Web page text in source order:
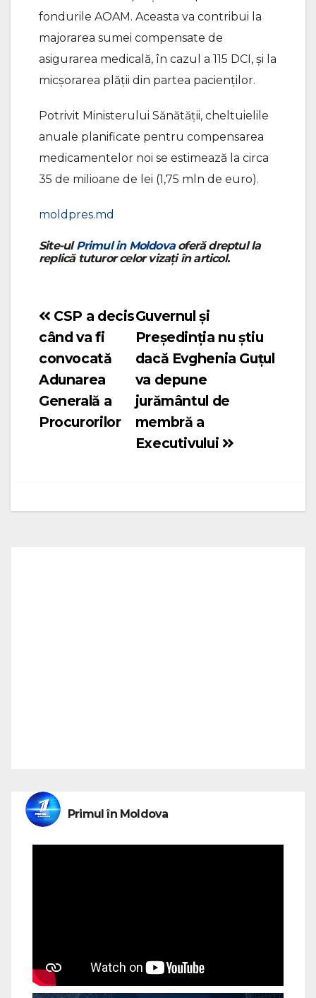
fondurile AOAM. Aceasta va contribui la
majorarea sumei compensate de
asigurarea medicală, în cazul a 115 DCI, și la
micșorarea plății din partea pacienților.
Potrivit Ministerului Sănătății, cheltuielile
anuale planificate pentru compensarea
medicamentelor noi se estimează la circa
35 de milioane de lei (1,75 mln de euro).
moldpres.md
Site-ulPrimul in Moldovaoferă dreptul la
replică tuturor celor vizați în articol.
Navigare
în
articole
Guvernul şi
Preşedinţia nu știu
dacă Evghenia Guţul
va depune
jurământul de
membră a
Executivului
CSP a decis
când va fi
convocată
Adunarea
Generală a
Procurorilor
Primul în Moldova